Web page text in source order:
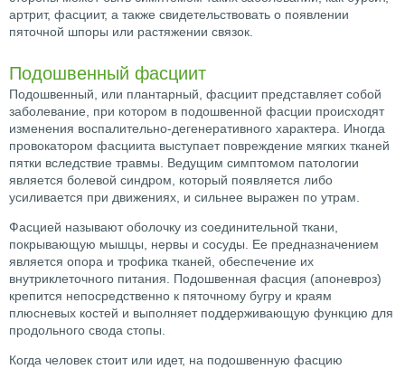
артрит, фасциит, а также свидетельствовать о появлении
пяточной шпоры или растяжении связок.
Подошвенный фасциит
Подошвенный, или плантарный, фасциит представляет собой
заболевание, при котором в подошвенной фасции происходят
изменения воспалительно-дегенеративного характера. Иногда
провокатором фасциита выступает повреждение мягких тканей
пятки вследствие травмы. Ведущим симптомом патологии
является болевой синдром, который появляется либо
усиливается при движениях, и сильнее выражен по утрам.
Фасцией называют оболочку из соединительной ткани,
покрывающую мышцы, нервы и сосуды. Ее предназначением
является опора и трофика тканей, обеспечение их
внутриклеточного питания. Подошвенная фасция (апоневроз)
крепится непосредственно к пяточному бугру и краям
плюсневых костей и выполняет поддерживающую функцию для
продольного свода стопы.
Когда человек стоит или идет, на подошвенную фасцию